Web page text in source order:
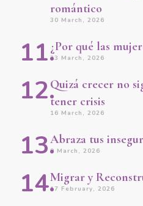
romántico
30 March, 2026
¿Por qué las
23 March, 2026
Quizá crecer no
tener crisis
16 March, 2026
Abraza tus
9 March, 2026
Migrar y
17 February, 2026